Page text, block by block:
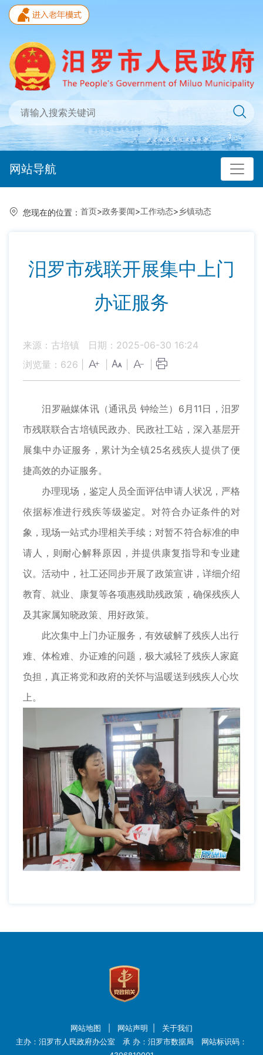
网站导航
您现在的位置： 首页>政务要闻>工作动态>乡镇动态
汨罗市残联开展集中上门
办证服务
来源：古培镇
日期：2025-06-30 16:24
浏览量： 626
汨罗融媒体讯（通讯员 钟绘兰）6月11日，汨罗
市残联联合古培镇民政办、民政社工站，深入基层开
展集中办证服务，累计为全镇25名残疾人提供了便
捷高效的办证服务。
办理现场，鉴定人员全面评估申请人状况，严格
依据标准进行残疾等级鉴定。对符合办证条件的对
象，现场一站式办理相关手续；对暂不符合标准的申
请人，则耐心解释原因，并提供康复指导和专业建
议。活动中，社工还同步开展了政策宣讲，详细介绍
教育、就业、康复等各项惠残助残政策，确保残疾人
及其家属知晓政策、用好政策。
此次集中上门办证服务，有效破解了残疾人出行
难、体检难、办证难的问题，极大减轻了残疾人家庭
负担，真正将党和政府的关怀与温暖送到残疾人心坎
上。
网站地图 网站声明
关于我们
主办：汨罗市人民政府办公室 承 办：汨罗市数据局 网站标识码：